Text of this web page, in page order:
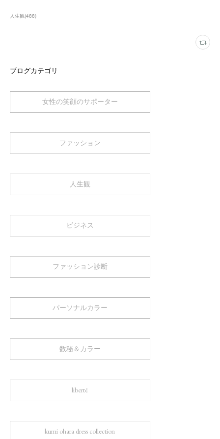
人生観(488)
ブログカテゴリ
女性の笑顔のサポーター
ファッション
人生観
ビジネス
ファッション診断
パーソナルカラー
数秘＆カラー
liberté
kumi ohara dress collection